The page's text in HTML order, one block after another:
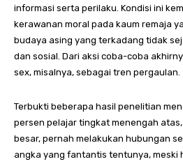
informasi serta perilaku. Kondisi ini
kerawanan moral pada kaum remaja
budaya asing yang terkadang tidak
dan sosial. Dari aksi coba-coba
sex, misalnya, sebagai tren pergaulan.
Terbukti beberapa hasil penelitian
persen pelajar tingkat menengah
besar, pernah melakukan hubungan
angka yang fantantis tentunya, meski